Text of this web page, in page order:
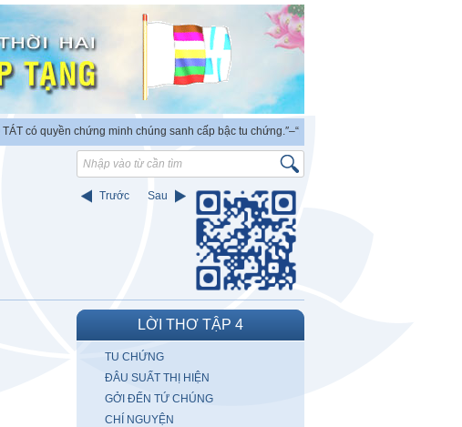
quyền chứng minh chúng sanh cấp bậc tu chứng.″–“PHẬT ra đời có thẩm quyền độc lập
Trước Sau
LỜI THƠ TẬP 4
TU CHỨNG
ĐÂU SUẤT THỊ HIỆN
GỞI ĐẾN TỨ CHÚNG
CHÍ NGUYỆN